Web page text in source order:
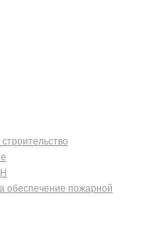
обеспечение пожарной